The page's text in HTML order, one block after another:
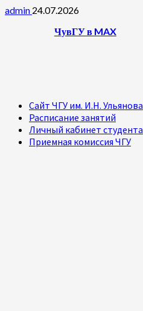
admin 24.07.2026
ЧувГУ в MAX
Сайт ЧГУ им. И.Н. Ульянова
Расписание занятий
Личный кабинет студента
Приемная комиссия ЧГУ